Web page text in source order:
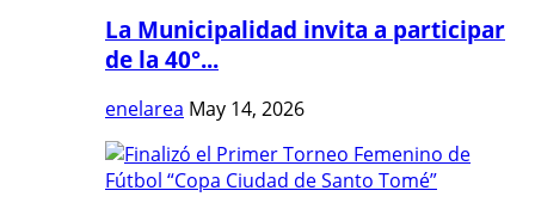
La Municipalidad invita a participar
de la 40°...
enelarea May 14, 2026